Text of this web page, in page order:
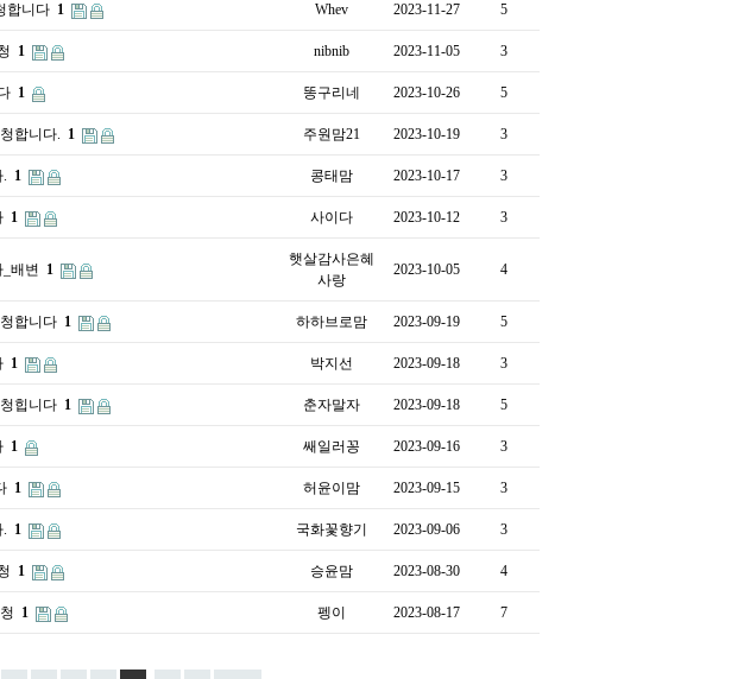
합니다 1 Whev 2023-11-27 5
1 nibnib 2023-11-05 3
1 똥구리네 2023-10-26 5
합니다. 1 주원맘21 2023-10-19 3
1 콩태맘 2023-10-17 3
1 사이다 2023-10-12 3
배변 1
햇살감사은혜
사랑
2023-10-05 4
합니다 1 하하브로맘 2023-09-19 5
1 박지선 2023-09-18 3
힙니다 1 춘자말자 2023-09-18 5
1 쌔일러꽁 2023-09-16 3
1 허윤이맘 2023-09-15 3
1 국화꽃향기 2023-09-06 3
1 승윤맘 2023-08-30 4
1 펭이 2023-08-17 7